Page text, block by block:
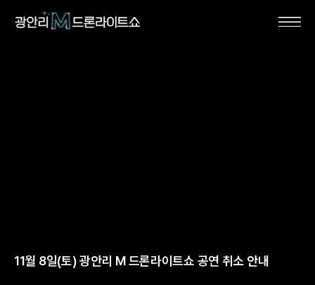
11월 8일(토) 광안리 M 드론라이트쇼 공연 취소 안내